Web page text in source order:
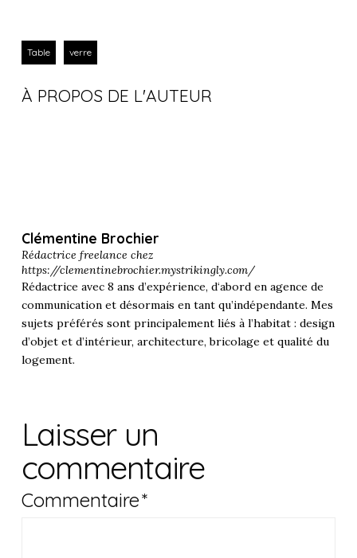
Table verre
À PROPOS DE L'AUTEUR
Clémentine Brochier
Rédactrice freelance chez
https://clementinebrochier.mystrikingly.com/
Rédactrice avec 8 ans d’expérience, d‘abord en agence de
communication et désormais en tant qu’indépendante. Mes
sujets préférés sont principalement liés à l’habitat : design
d’objet et d’intérieur, architecture, bricolage et qualité du
logement.
Laisser un
commentaire
Commentaire*